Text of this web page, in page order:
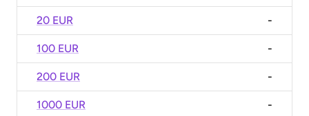
20 EUR -
100 EUR -
200 EUR -
1000 EUR -